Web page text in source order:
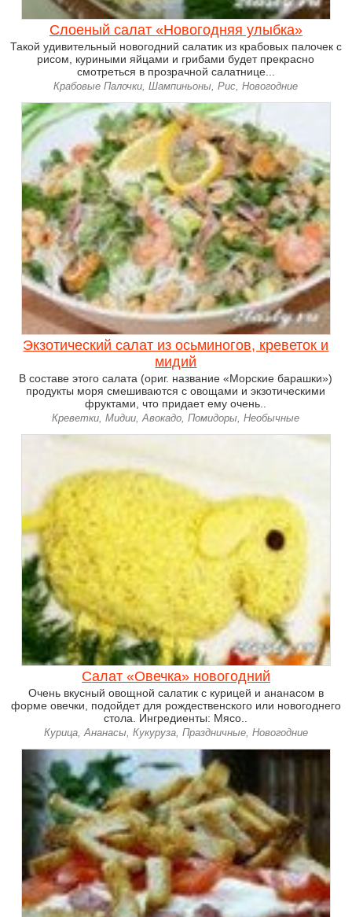
Слоеный салат «Новогодняя улыбка»
Такой удивительный новогодний салатик из крабовых палочек с
рисом, куриными яйцами и грибами будет прекрасно
смотреться в прозрачной салатнице...
Крабовые Палочки, Шампиньоны, Рис, Новогодние
Экзотический салат из осьминогов, креветок и
мидий
В составе этого салата (ориг. название «Морские барашки»)
продукты моря смешиваются с овощами и экзотическими
фруктами, что придает ему очень..
Креветки, Мидии, Авокадо, Помидоры, Необычные
Салат «Овечка» новогодний
Очень вкусный овощной салатик с курицей и ананасом в
форме овечки, подойдет для рождественского или новогоднего
стола. Ингредиенты: Мясо..
Курица, Ананасы, Кукуруза, Праздничные, Новогодние